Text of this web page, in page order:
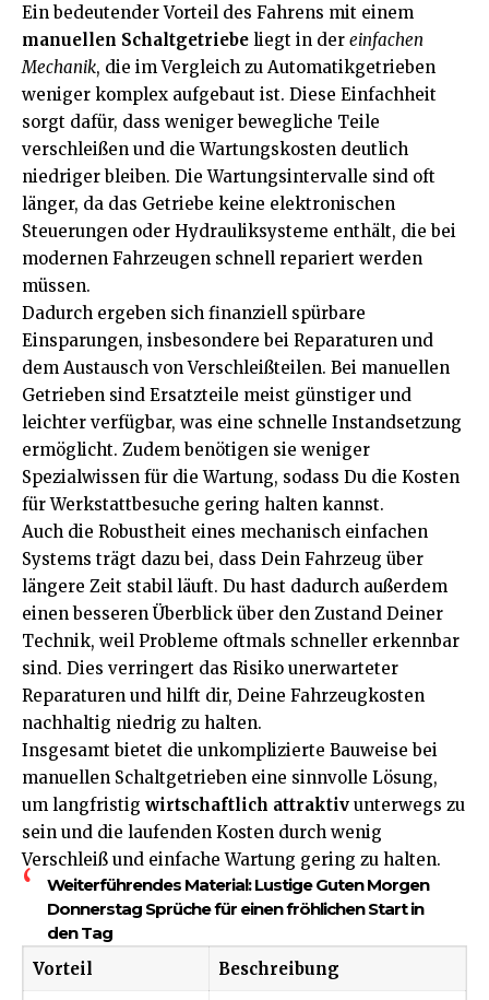
Ein bedeutender Vorteil des Fahrens mit einem
manuellen Schaltgetriebe liegt in der einfachen
Mechanik, die im Vergleich zu Automatikgetrieben
weniger komplex aufgebaut ist. Diese Einfachheit
sorgt dafür, dass weniger bewegliche Teile
verschleißen und die Wartungskosten deutlich
niedriger bleiben. Die Wartungsintervalle sind oft
länger, da das Getriebe keine elektronischen
Steuerungen oder Hydrauliksysteme enthält, die bei
modernen Fahrzeugen schnell repariert werden
müssen.
Dadurch ergeben sich finanziell spürbare
Einsparungen, insbesondere bei Reparaturen und
dem Austausch von Verschleißteilen. Bei manuellen
Getrieben sind Ersatzteile meist günstiger und
leichter verfügbar, was eine schnelle Instandsetzung
ermöglicht. Zudem benötigen sie weniger
Spezialwissen für die Wartung, sodass Du die Kosten
für Werkstattbesuche gering halten kannst.
Auch die Robustheit eines mechanisch einfachen
Systems trägt dazu bei, dass Dein Fahrzeug über
längere Zeit stabil läuft. Du hast dadurch außerdem
einen besseren Überblick über den Zustand Deiner
Technik, weil Probleme oftmals schneller erkennbar
sind. Dies verringert das Risiko unerwarteter
Reparaturen und hilft dir, Deine Fahrzeugkosten
nachhaltig niedrig zu halten.
Insgesamt bietet die unkomplizierte Bauweise bei
manuellen Schaltgetrieben eine sinnvolle Lösung,
um langfristig wirtschaftlich attraktiv unterwegs zu
sein und die laufenden Kosten durch wenig
Verschleiß und einfache Wartung gering zu halten.
Weiterführendes Material:Lustige Guten Morgen
Donnerstag Sprüche für einen fröhlichen Start in
den Tag
Vorteil
Beschreibung